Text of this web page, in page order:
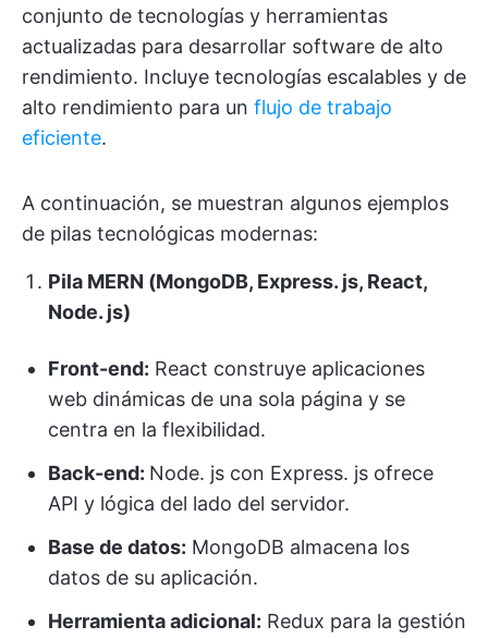
conjunto de tecnologías y herramientas
actualizadas para desarrollar software de alto
rendimiento. Incluye tecnologías escalables y de
alto rendimiento para un flujo de trabajo
eficiente.
A continuación, se muestran algunos ejemplos
de pilas tecnológicas modernas:
Pila MERN (MongoDB, Express. js, React,
Node. js)
Front-end: React construye aplicaciones
web dinámicas de una sola página y se
centra en la flexibilidad.
Back-end: Node. js con Express. js ofrece
API y lógica del lado del servidor.
Base de datos: MongoDB almacena los
datos de su aplicación.
Herramienta adicional: Redux para la gestión